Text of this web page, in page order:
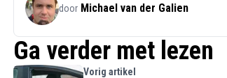
door Michael van der Galien
Ga verder met lezen
Vorig artikel